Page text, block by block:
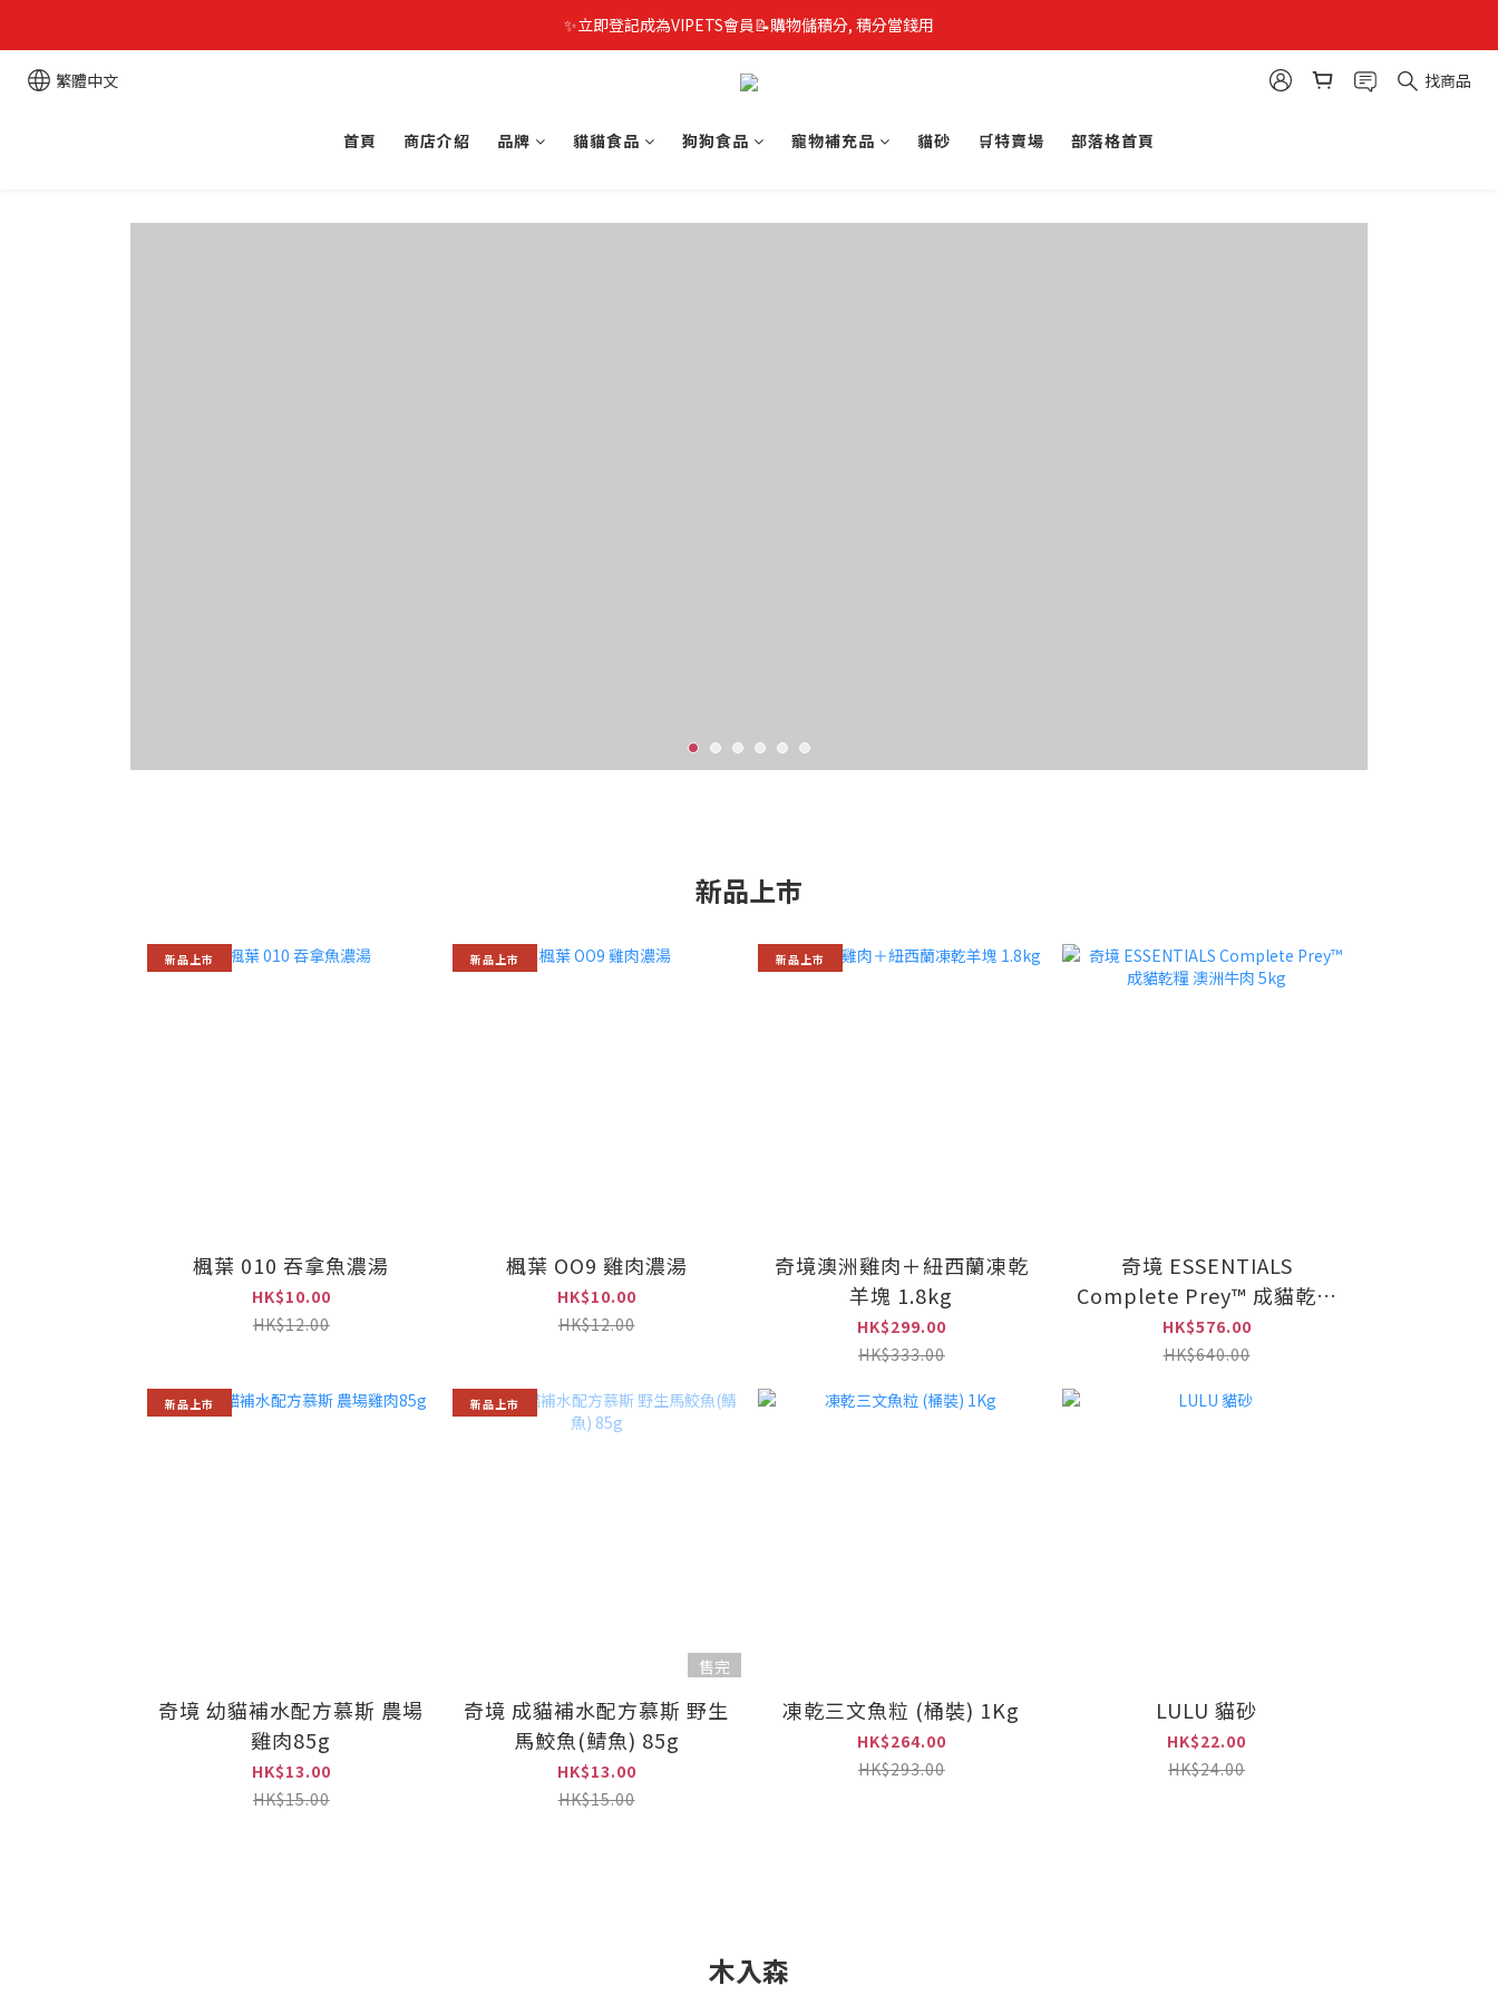
✨立即登記成為VIPETS會員📝購物儲積分, 積分當錢用
繁體中文 找商品
首頁 商店介紹 品牌 貓貓食品 狗狗食品 寵物補充品 貓砂 🛒特賣場 部落格首頁
新品上巿
新品上巿
楓葉 010 吞拿魚濃湯
HK$10.00
HK$12.00
新品上巿
楓葉 OO9 雞肉濃湯
HK$10.00
HK$12.00
新品上巿
奇境澳洲雞肉＋紐西蘭凍乾
羊塊 1.8kg
HK$299.00
HK$333.00
奇境 ESSENTIALS
Complete Prey™ 成貓乾糧
澳洲牛肉 5kg
HK$576.00
HK$640.00
新品上市
奇境 幼貓補水配方慕斯 農場
雞肉85g
HK$13.00
HK$15.00
新品上市
售完
奇境 成貓補水配方慕斯 野生
馬鮫魚(鯖魚) 85g
HK$13.00
HK$15.00
凍乾三文魚粒 (桶裝) 1Kg
HK$264.00
HK$293.00
LULU 貓砂
HK$22.00
HK$24.00
木入森